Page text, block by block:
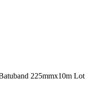
225mmx10m Lot